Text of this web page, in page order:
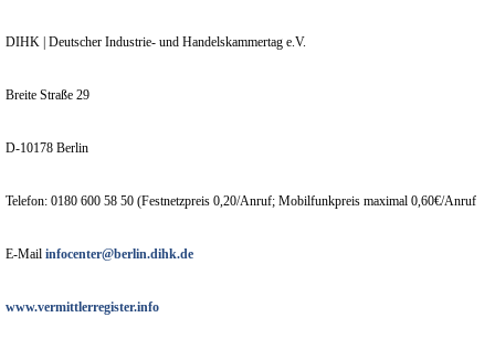
DIHK | Deutscher Industrie- und Handelskammertag e.V.
Breite Straße 29
D-10178 Berlin
Telefon: 0180 600 58 50 (Festnetzpreis 0,20/Anruf; Mobilfunkpreis maximal 0,60€/Anruf
E-Mail infocenter@berlin.dihk.de
www.vermittlerregister.info